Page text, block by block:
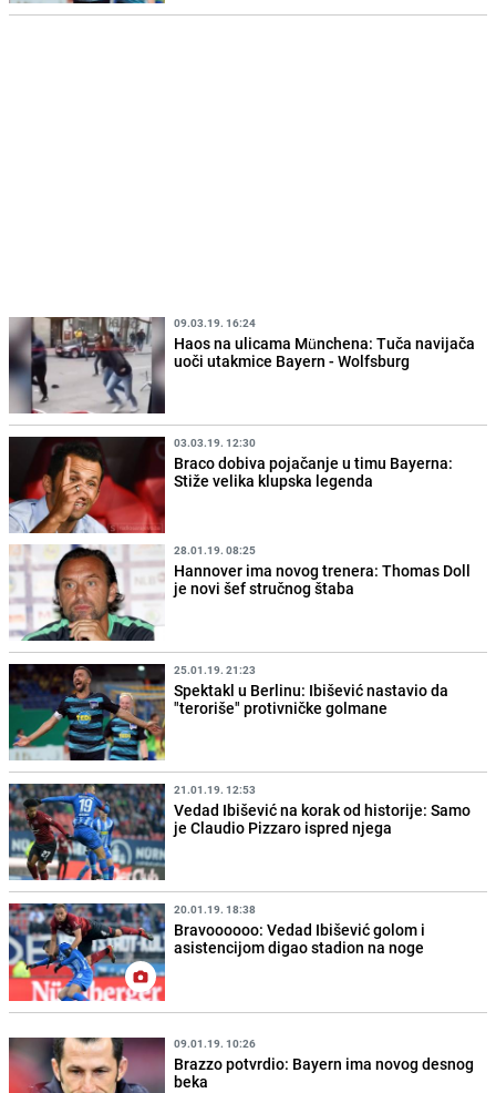
09.03.19. 16:24
Haos na ulicama Münchena: Tuča navijača
uoči utakmice Bayern - Wolfsburg
03.03.19. 12:30
Braco dobiva pojačanje u timu Bayerna:
Stiže velika klupska legenda
28.01.19. 08:25
Hannover ima novog trenera: Thomas Doll
je novi šef stručnog štaba
25.01.19. 21:23
Spektakl u Berlinu: Ibišević nastavio da
"teroriše" protivničke golmane
21.01.19. 12:53
Vedad Ibišević na korak od historije: Samo
je Claudio Pizzaro ispred njega
20.01.19. 18:38
Bravoooooo: Vedad Ibišević golom i
asistencijom digao stadion na noge
09.01.19. 10:26
Brazzo potvrdio: Bayern ima novog desnog
beka